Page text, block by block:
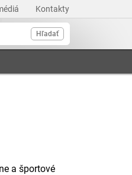
Kontakty
Hľadať
a športové